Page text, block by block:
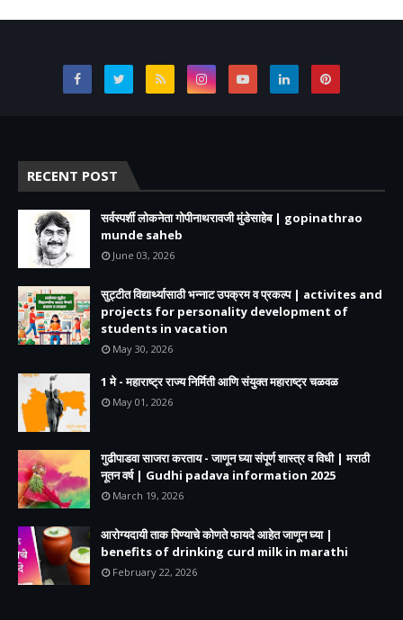
RECENT POST
सर्वस्पर्शी लोकनेता गोपीनाथरावजी मुंडेसाहेब | gopinathrao
munde saheb
June 03, 2026
सुट्टीत विद्यार्थ्यासाठी भन्नाट उपक्रम व प्रकल्प | activites and
projects for personality development of
students in vacation
May 30, 2026
1 मे - महाराष्ट्र राज्य निर्मिती आणि संयुक्त महाराष्ट्र चळवळ
May 01, 2026
गुढीपाडवा साजरा करताय - जाणून घ्या संपूर्ण शास्त्र व विधी | मराठी
नूतन वर्ष | Gudhi padava information 2025
March 19, 2026
आरोग्यदायी ताक पिण्याचे कोणते फायदे आहेत जाणून घ्या |
benefits of drinking curd milk in marathi
February 22, 2026